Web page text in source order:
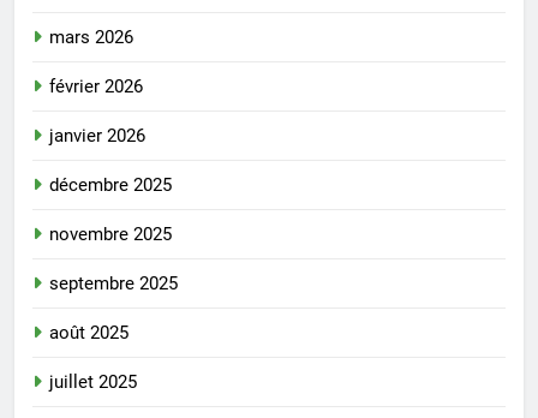
mars 2026
février 2026
janvier 2026
décembre 2025
novembre 2025
septembre 2025
août 2025
juillet 2025